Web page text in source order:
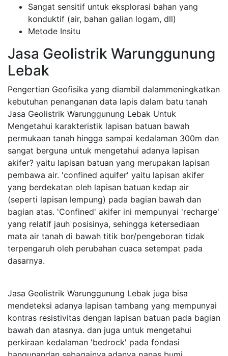
Sangat sensitif untuk eksplorasi bahan yang
konduktif (air, bahan galian logam, dll)
Metode Insitu
Jasa Geolistrik Warunggunung
Lebak
Pengertian Geofisika yang diambil dalammeningkatkan
kebutuhan penanganan data lapis dalam batu tanah
Jasa Geolistrik Warunggunung Lebak Untuk
Mengetahui karakteristik lapisan batuan bawah
permukaan tanah hingga sampai kedalaman 300m dan
sangat berguna untuk mengetahui adanya lapisan
akifer? yaitu lapisan batuan yang merupakan lapisan
pembawa air. 'confined aquifer' yaitu lapisan akifer
yang berdekatan oleh lapisan batuan kedap air
(seperti lapisan lempung) pada bagian bawah dan
bagian atas. 'Confined' akifer ini mempunyai 'recharge'
yang relatif jauh posisinya, sehingga ketersediaan
mata air tanah di bawah titik bor/pengeboran tidak
terpengaruh oleh perubahan cuaca setempat pada
dasarnya.
Jasa Geolistrik Warunggunung Lebak juga bisa
mendeteksi adanya lapisan tambang yang mempunyai
kontras resistivitas dengan lapisan batuan pada bagian
bawah dan atasnya. dan juga untuk mengetahui
perkiraan kedalaman 'bedrock' pada fondasi